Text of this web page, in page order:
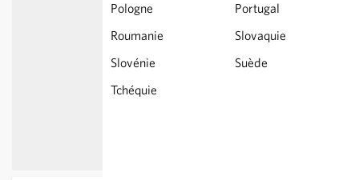
Pologne
Portugal
Roumanie
Slovaquie
Slovénie
Suède
Tchéquie